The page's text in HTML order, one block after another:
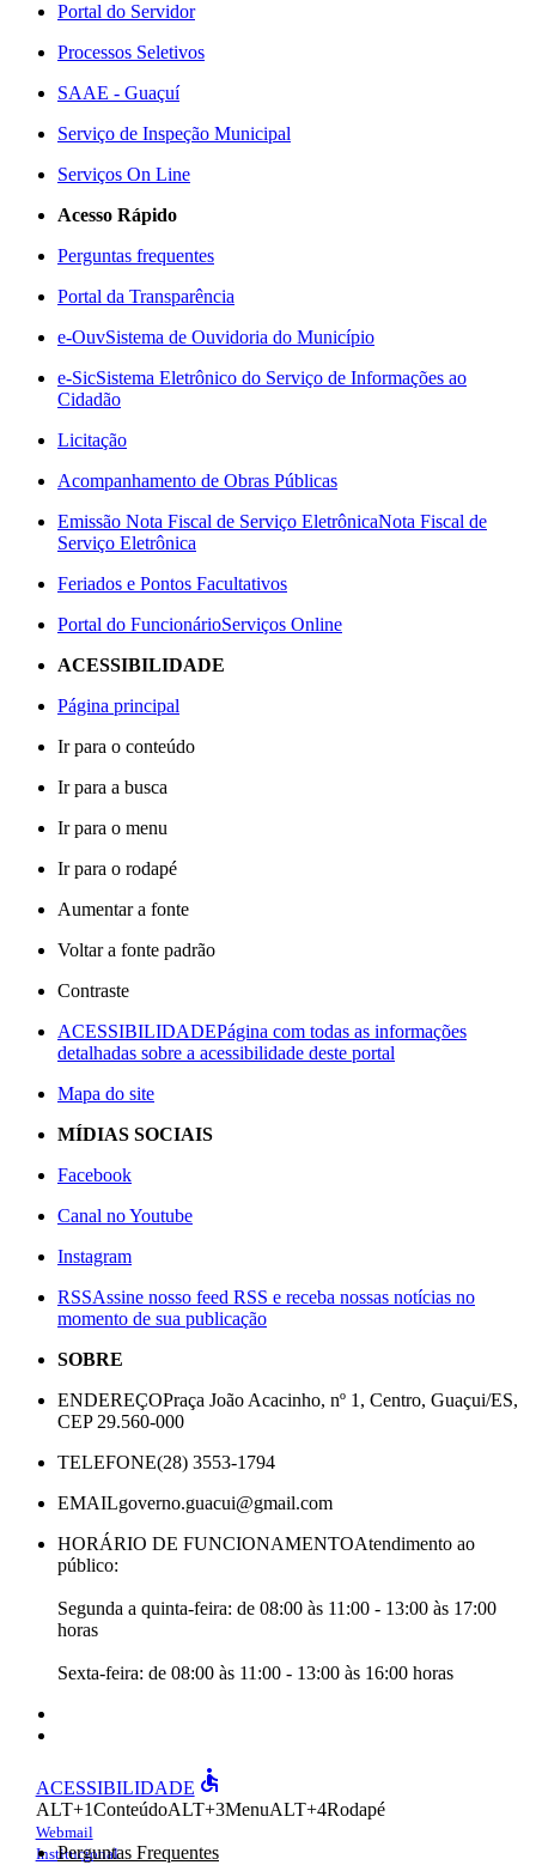
Portal do Servidor
Processos Seletivos
SAAE - Guaçuí
Serviço de Inspeção Municipal
Serviços On Line
Acesso Rápido
Perguntas frequentes
Portal da Transparência
e-OuvSistema de Ouvidoria do Município
e-SicSistema Eletrônico do Serviço de Informações ao
Cidadão
Licitação
Acompanhamento de Obras Públicas
Emissão Nota Fiscal de Serviço EletrônicaNota Fiscal de
Serviço Eletrônica
Feriados e Pontos Facultativos
Portal do FuncionárioServiços Online
ACESSIBILIDADE
Página principal
Ir para o conteúdo
Ir para a busca
Ir para o menu
Ir para o rodapé
Aumentar a fonte
Voltar a fonte padrão
Contraste
ACESSIBILIDADEPágina com todas as informações
detalhadas sobre a acessibilidade deste portal
Mapa do site
MÍDIAS SOCIAIS
Facebook
Canal no Youtube
Instagram
RSSAssine nosso feed RSS e receba nossas notícias no
momento de sua publicação
SOBRE
ENDEREÇOPraça João Acacinho, nº 1, Centro, Guaçui/ES,
CEP 29.560-000
TELEFONE(28) 3553-1794
EMAILgoverno.guacui@gmail.com
HORÁRIO DE FUNCIONAMENTOAtendimento ao
público:
Segunda a quinta-feira: de 08:00 às 11:00 - 13:00 às 17:00
horas
Sexta-feira: de 08:00 às 11:00 - 13:00 às 16:00 horas
ACESSIBILIDADE accessible
ALT+1ConteúdoALT+3MenuALT+4Rodapé
Webmail
Institucional
Perguntas Frequentes